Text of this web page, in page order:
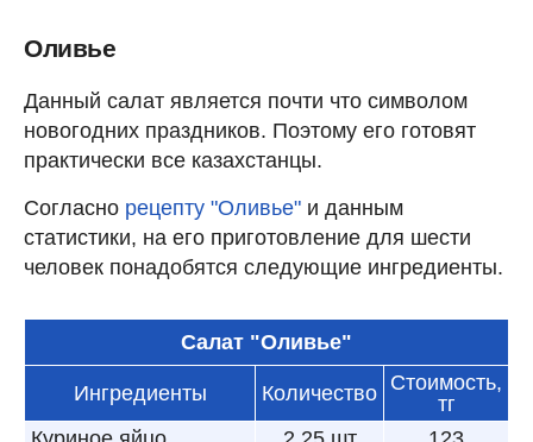
Оливье
Данный салат является почти что символом
новогодних праздников. Поэтому его готовят
практически все казахстанцы.
Согласно рецепту "Оливье" и данным
статистики, на его приготовление для шести
человек понадобятся следующие ингредиенты.
Салат "Оливье"
Ингредиенты Количество Стоимость,
тг